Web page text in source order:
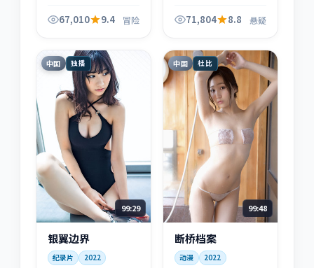
与选择；这也是《零号
境。
67,010 9.4 冒险
来，直到终场灯亮起，
71,804 8.8 悬疑
中国 独播
99:29
银翼边界
纪录片 2022
中国 杜比
99:48
断桥档案
动漫 2022